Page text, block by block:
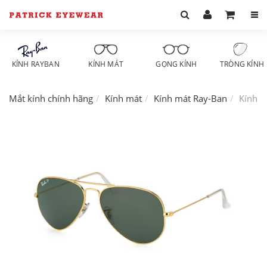
KÍNH RAYBAN KÍNH MÁT GỌNG KÍNH TRÒNG KÍNH
Mắt kính chính hãng Kính mát Kính mát Ray-Ban Kính